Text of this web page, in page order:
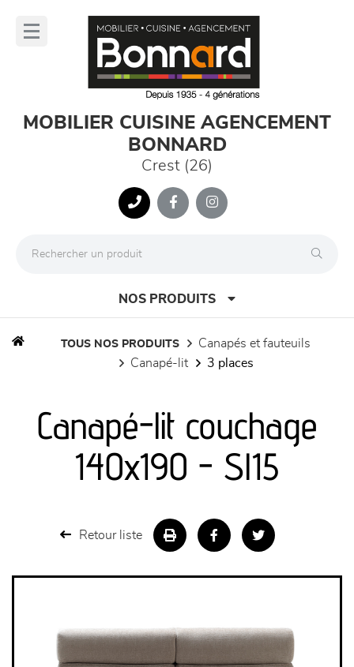
MOBILIER CUISINE AGENCEMENT
BONNARD
Crest (26)
NOS PRODUITS
séjours
meubles de complément
TOUS NOS PRODUITS
canapés et fauteuils
canapé-lit
3 places
Canapé-lit couchage
140x190 - Sl15
Retour liste